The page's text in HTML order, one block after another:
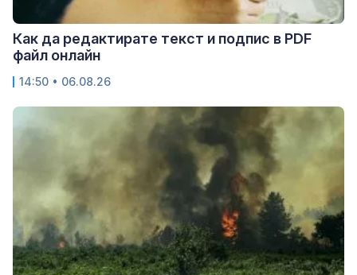
Как да редактирате текст и подпис в PDF
файл онлайн
14:50 • 06.08.26